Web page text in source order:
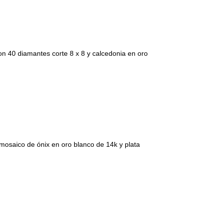
40 diamantes corte 8 x 8 y calcedonia en oro
de ónix en oro blanco de 14k y plata